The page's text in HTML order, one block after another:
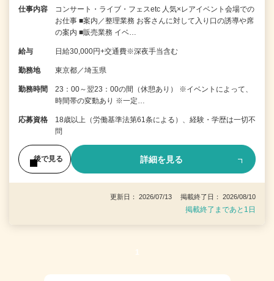
仕事内容
コンサート・ライブ・フェスetc 人気×レアイベント会場での
お仕事 ■案内／整理業務 お客さんに対して入り口の誘導や席
の案内 ■販売業務 イベ…
給与 日給30,000円+交通費※深夜手当含む
勤務地 東京都／埼玉県
勤務時間
23：00～翌23：00の間（休憩あり） ※イベントによって、
時間帯の変動あり ※一定…
応募資格
18歳以上（労働基準法第61条による）、経験・学歴は一切不
問
後で見る 詳細を見る
更新日： 2026/07/13 掲載終了日： 2026/08/10
掲載終了まであと1日
1